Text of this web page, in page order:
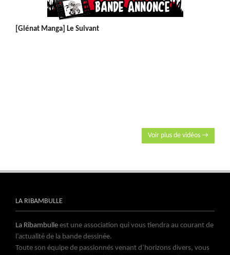
[Glénat Manga] Le Suivant
Voir plus de vidéos →
LA RIBAMBULLE
La Ribambulle est une association qui vous tiendra au courant de
l’actualité de la bande dessinée.
Toute son équipe de passionnés venant d’horizons divers, vous